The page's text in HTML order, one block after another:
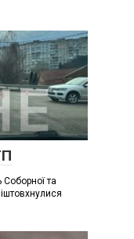
Соборної та